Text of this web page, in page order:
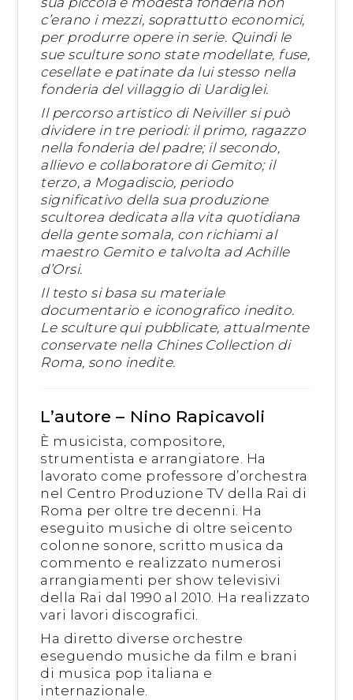
c’erano i mezzi, soprattutto economici,
per produrre opere in serie. Quindi le
sue sculture sono state modellate, fuse,
cesellate e patinate da lui stesso nella
fonderia del villaggio di Uardiglei.
Il percorso artistico di Neiviller si può
dividere in tre periodi: il primo, ragazzo
nella fonderia del padre; il secondo,
allievo e collaboratore di Gemito; il
terzo, a Mogadiscio, periodo
significativo della sua produzione
scultorea dedicata alla vita quotidiana
della gente somala, con richiami al
maestro Gemito e talvolta ad Achille
d’Orsi.
Il testo si basa su materiale
documentario e iconografico inedito.
Le sculture qui pubblicate, attualmente
conservate nella Chines Collection di
Roma, sono inedite.
L’autore – Nino Rapicavoli
È musicista, compositore,
strumentista e arrangiatore. Ha
lavorato come professore d’orchestra
nel Centro Produzione TV della Rai di
Roma per oltre tre decenni. Ha
eseguito musiche di oltre seicento
colonne sonore, scritto musica da
commento e realizzato numerosi
arrangiamenti per show televisivi
della Rai dal 1990 al 2010. Ha realizzato
vari lavori discografici.
Ha diretto diverse orchestre
eseguendo musiche da film e brani
di musica pop italiana e
internazionale.